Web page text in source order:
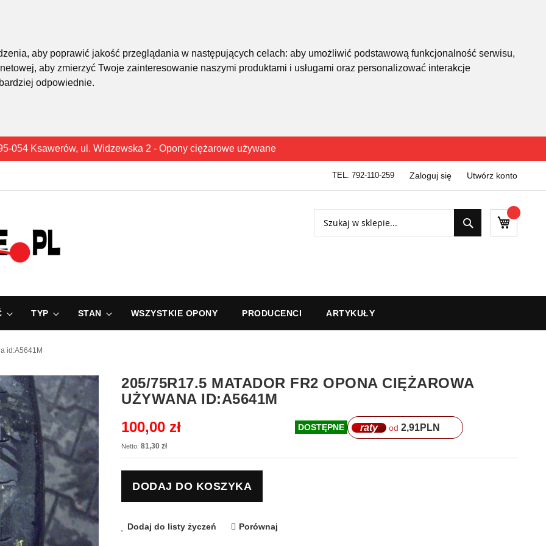
aby poprawić jakość przeglądania w następujących celach: aby umożliwić podstawową funkcjonalność serwisu,
, aby zmierzyć Twoje zainteresowanie naszymi produktami i usługami oraz personalizować interakcje
odpowiednie.
054 Ksawerów, ul. Widzewska 2 - Opony ciężarowe używane
TEL. 792-110-259 Zaloguj się Utwórz konto
Mój
Szukaj
TYP STAN WSZYSTKIE OPONY PRODUCENCI ARTYKUŁY
id:A5641M
205/75R17.5 MATADOR FR2 OPONA CIĘŻAROWA
UŻYWANA ID:A5641M
100,00 zł
81,30 zł
DOSTĘPNE raty od 2,91PLN
DODAJ DO KOSZYKA
Dodaj do listy życzeń Porównaj